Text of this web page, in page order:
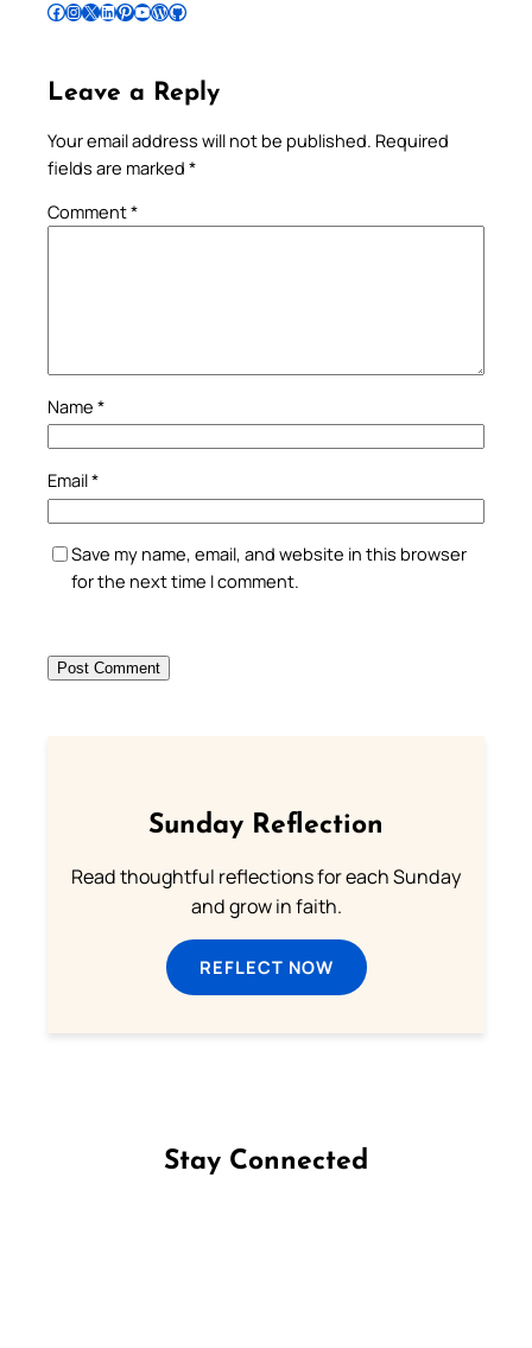
Follow Pradeep on Facebook Follow Pradeep on InstagramFollow Pradeep on X Follow Pradeep on LinkedIn Follow Pradeep on Pinterest Subscribe to Pradeep’s Youtube Channel Follow Pradeep on WordPress Follow Pradeep on GitHub
Leave a Reply
Your email address will not be published. Required
fields are marked *
Comment*
Name *
Email*
Save my name, email, and website in this browser
for the next time I comment.
Sunday Reflection
Read thoughtful reflections for each Sunday
and grow in faith.
REFLECT NOW
Stay Connected